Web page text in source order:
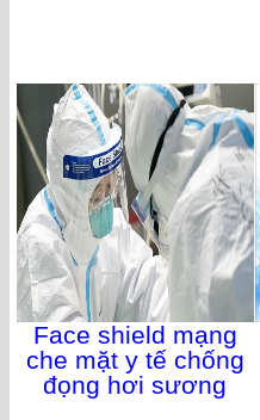
Face shield mạng
che mặt y tế chống
đọng hơi sương